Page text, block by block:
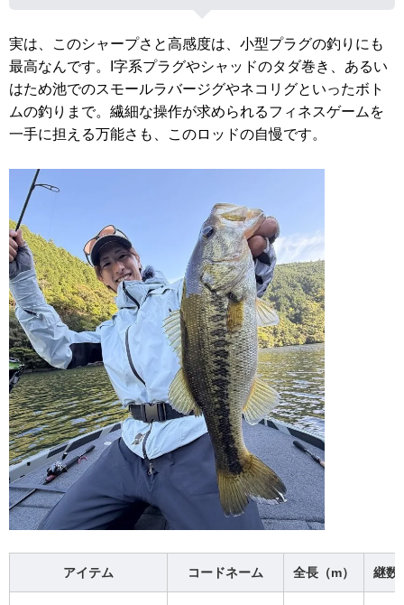
実は、このシャープさと高感度は、小型プラグの釣りにも
最高なんです。I字系プラグやシャッドのタダ巻き、あるい
はため池でのスモールラバージグやネコリグといったボト
ムの釣りまで。繊細な操作が求められるフィネスゲームを
一手に担える万能さも、このロッドの自慢です。
アイテム コードネーム 全長（m） 継数